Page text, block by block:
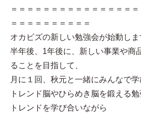
＝＝＝＝＝＝＝＝＝＝＝＝＝＝＝
＝＝＝＝＝＝＝＝＝＝
オカビズの新しい勉強会が始動しま
半年後、1年後に、新しい事業や商
ることを目指して、
月に１回、秋元と一緒にみんなで学
トレンド脳やひらめき脳を鍛える勉
トレンドを学び合いながら